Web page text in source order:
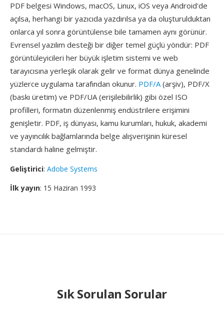
PDF belgesi Windows, macOS, Linux, iOS veya Android'de
açılsa, herhangi bir yazıcıda yazdırılsa ya da oluşturulduktan
onlarca yıl sonra görüntülense bile tamamen aynı görünür.
Evrensel yazılım desteği bir diğer temel güçlü yöndür: PDF
görüntüleyicileri her büyük işletim sistemi ve web
tarayıcısına yerleşik olarak gelir ve format dünya genelinde
yüzlerce uygulama tarafından okunur. PDF/A(arşiv), PDF/X
(baskı üretim) ve PDF/UA (erişilebilirlik) gibi özel ISO
profilleri, formatın düzenlenmiş endüstrilere erişimini
genişletir. PDF, iş dünyası, kamu kurumları, hukuk, akademi
ve yayıncılık bağlamlarında belge alışverişinin küresel
standardı haline gelmiştir.
Geliştirici: Adobe Systems
İlk yayın: 15 Haziran 1993
Sık Sorulan Sorular